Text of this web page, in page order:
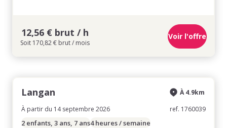
12,56 € brut / h
Soit 170,82 € brut / mois
Voir l'offre
Langan
À partir du 14 septembre 2026
À 4.9km
ref. 1760039
2 enfants, 3 ans, 7 ans4 heures / semaine